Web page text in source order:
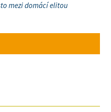
mezi domácí elitou